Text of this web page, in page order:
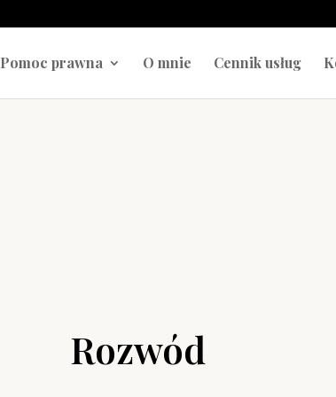
Pomoc prawna O mnie Cennik usług
Rozwód